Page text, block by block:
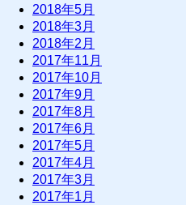
2018年5月
2018年3月
2018年2月
2017年11月
2017年10月
2017年9月
2017年8月
2017年6月
2017年5月
2017年4月
2017年3月
2017年1月